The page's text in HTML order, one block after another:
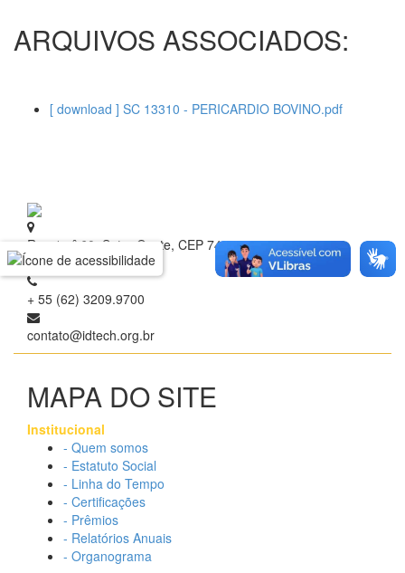
ARQUIVOS ASSOCIADOS:
[ download ] SC 13310 - PERICARDIO BOVINO.pdf
Rua 1 nº 60, Setor Oeste, CEP 74.115-040
Goiânia - Goiás
+ 55 (62) 3209.9700
contato@idtech.org.br
MAPA DO SITE
Institucional
- Quem somos
- Estatuto Social
- Linha do Tempo
- Certificações
- Prêmios
- Relatórios Anuais
- Organograma